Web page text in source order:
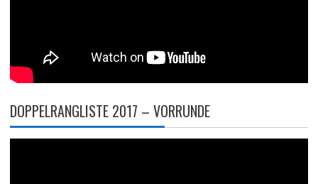
DOPPELRANGLISTE 2017 – VORRUNDE